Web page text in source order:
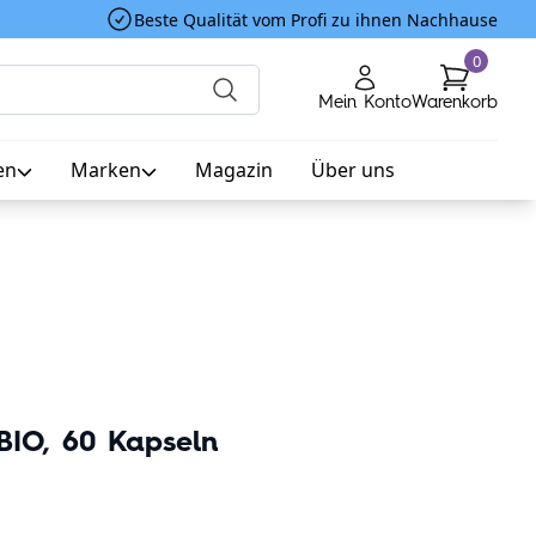
Beste Qualität vom Profi zu ihnen Nachhause
Mein Konto
0
Warenkorb
Marken Magazin Über uns
60 Kapseln